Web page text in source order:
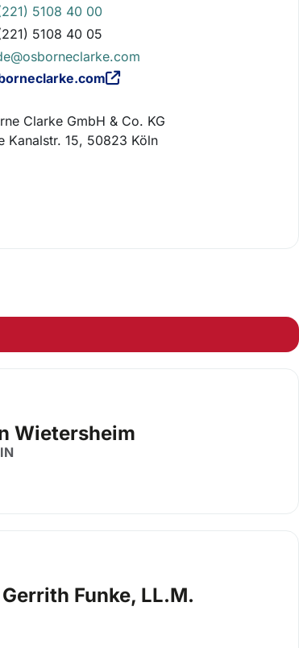
5108 40 00
5108 40 05
Clarke GmbH & Co. KG
Kanalstr. 15, 50823 Köln
Wietersheim
Funke, LL.M.